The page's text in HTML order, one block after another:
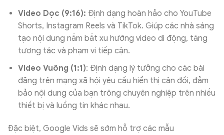
Video Dọc (9:16): Định dạng hoàn hảo cho YouTube
Shorts, Instagram Reels và TikTok. Giúp các nhà sáng
tạo nội dung nắm bắt xu hướng video di động, tăng
tương tác và phạm vi tiếp cận.
Video Vuông (1:1): Định dạng lý tưởng cho các bài
đăng trên mạng xã hội yêu cầu hiển thị cân đối, đảm
bảo nội dung của bạn trông chuyên nghiệp trên nhiều
thiết bị và luồng tin khác nhau.
Đặc biệt, Google Vids sẽ sớm hỗ trợ các mẫu